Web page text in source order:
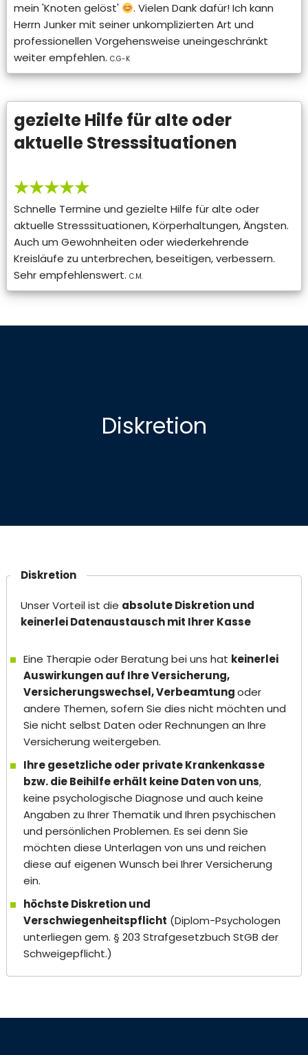
mein 'Knoten gelöst'
. Vielen Dank dafür! Ich kann
Herrn Junker mit seiner unkomplizierten Art und
professionellen Vorgehensweise uneingeschränkt
weiter empfehlen. C.G-K
gezielte Hilfe für alte oder
aktuelle Stresssituationen
★★★★★
Schnelle Termine und gezielte Hilfe für alte oder
aktuelle Stresssituationen, Körperhaltungen, Ängsten.
Auch um Gewohnheiten oder wiederkehrende
Kreisläufe zu unterbrechen, beseitigen, verbessern.
Sehr empfehlenswert. C.M.
Diskretion
Diskretion
Unser Vorteil ist die absolute Diskretion und
keinerlei Datenaustausch mit Ihrer Kasse
Eine Therapie oder Beratung bei uns hat keinerlei
Auswirkungen auf Ihre Versicherung,
Versicherungswechsel, Verbeamtungoder
andere Themen, sofern Sie dies nicht möchten und
Sie nicht selbst Daten oder Rechnungen an Ihre
Versicherung weitergeben.
Ihre gesetzliche oder private Krankenkasse
bzw. die Beihilfe erhält keine Daten von uns,
keine psychologische Diagnose und auch keine
Angaben zu Ihrer Thematik und Ihren psychischen
und persönlichen Problemen. Es sei denn Sie
möchten diese Unterlagen von uns und reichen
diese auf eigenen Wunsch bei Ihrer Versicherung
ein.
höchste Diskretion und
Verschwiegenheitspflicht (Diplom-Psychologen
unterliegen gem. § 203 Strafgesetzbuch StGB der
Schweigepflicht.)